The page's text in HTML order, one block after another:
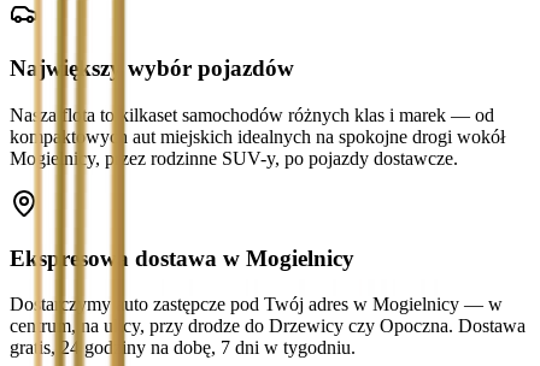
Największy wybór pojazdów
Nasza flota to kilkaset samochodów różnych klas i marek — od
kompaktowych aut miejskich idealnych na spokojne drogi wokół
Mogielnicy, przez rodzinne SUV-y, po pojazdy dostawcze.
Ekspresowa dostawa w Mogielnicy
Dostarczymy auto zastępcze pod Twój adres w Mogielnicy — w
centrum, na ulicy, przy drodze do Drzewicy czy Opoczna. Dostawa
gratis, 24 godziny na dobę, 7 dni w tygodniu.